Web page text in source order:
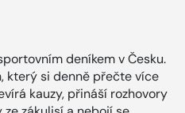
deníkem v Česku.
který si denně přečte více
kauzy, přináší rozhovory